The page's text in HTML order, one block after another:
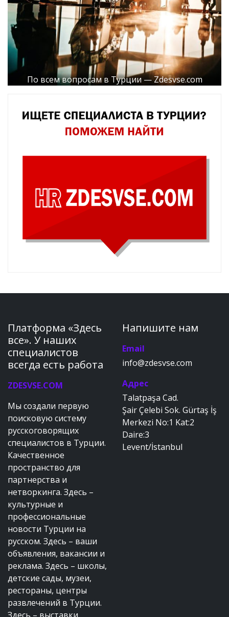
По всем вопросам в Турции — Zdesvse.com
Платформа «Здесь
все». У наших
специалистов
всегда есть работа
ZDESVSE.COM
Мы создали первую
поисковую систему
русскоговорящих
специалистов в Турции.
Качественное
пространство для
партнерства и
нетворкинга. Здесь –
культурные и
профессиональные
новости Турции на
русском. Здесь – ваши
объявления, вакансии и
реклама. Здесь – школы,
детские сады, музеи,
рестораны, центры
развлечений в Турции.
Напишите нам
Email
info@zdesvse.com
Адрес
Talatpaşa Cad.
Şair Çelebi Sok. Gürtaş İş
Merkezi No:1 Kat:2
Daire:3
Levent/İstanbul